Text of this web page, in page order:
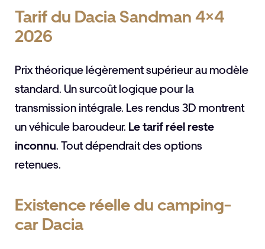
Tarif du Dacia Sandman 4×4
2026
Prix théorique légèrement supérieur au modèle
standard. Un surcoût logique pour la
transmission intégrale. Les rendus 3D montrent
un véhicule baroudeur. Le tarif réel reste
inconnu. Tout dépendrait des options
retenues.
Existence réelle du camping-
car Dacia